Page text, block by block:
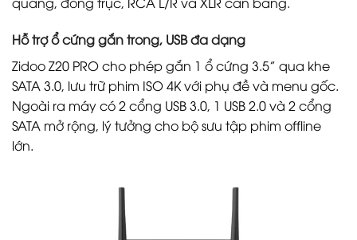
Hỗ trợ ổ cứng gắn trong, USB đa dạng
Zidoo Z20 PRO cho phép gắn 1 ổ cứng 3.5” qua khe
SATA 3.0, lưu trữ phim ISO 4K với phụ đề và menu gốc.
Ngoài ra máy có 2 cổng USB 3.0, 1 USB 2.0 và 2 cổng
SATA mở rộng, lý tưởng cho bộ sưu tập phim offline
lớn.